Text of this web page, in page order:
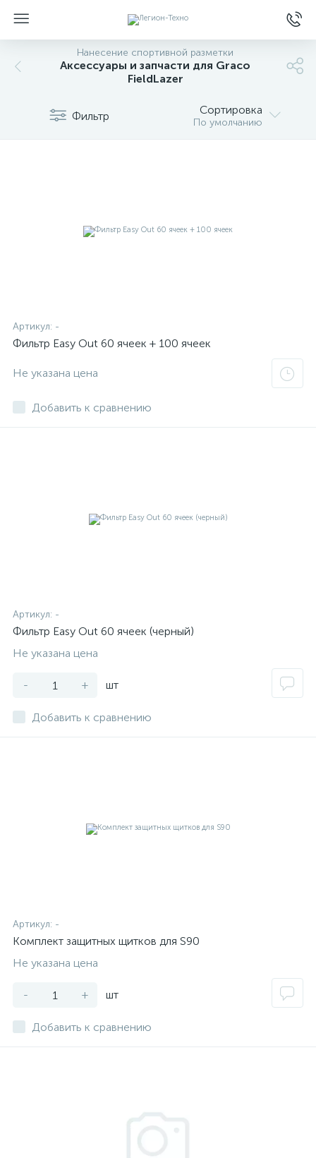
Нанесение спортивной разметки
Аксессуары и запчасти для Graco
FieldLazer
Фильтр Сортировка
По умолчанию
Артикул: -
Фильтр Easy Out 60 ячеек + 100 ячеек
Не указана цена
Добавить к сравнению
Артикул: -
Фильтр Easy Out 60 ячеек (черный)
Не указана цена
- + шт
Добавить к сравнению
Артикул: -
Комплект защитных щитков для S90
Не указана цена
- + шт
Добавить к сравнению